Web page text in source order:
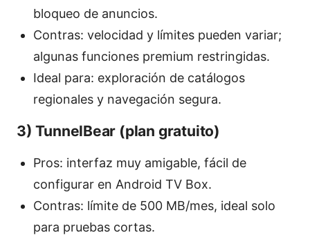
bloqueo de anuncios.
Contras: velocidad y límites pueden variar;
algunas funciones premium restringidas.
Ideal para: exploración de catálogos
regionales y navegación segura.
3) TunnelBear (plan gratuito)
Pros: interfaz muy amigable, fácil de
configurar en Android TV Box.
Contras: límite de 500 MB/mes, ideal solo
para pruebas cortas.